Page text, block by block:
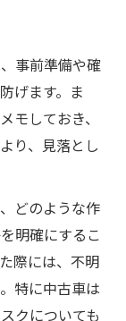
事前準備や確
げます。ま
モしておき、
り、見落とし
どのような作
明確にするこ
際には、不明
特に中古車は
クについても